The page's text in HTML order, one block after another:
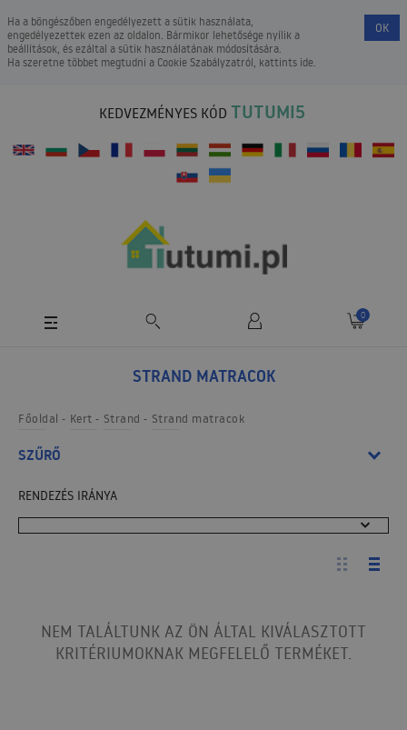
Ha a böngészőben engedélyezett a sütik használata,
engedélyezettek ezen az oldalon. Bármikor lehetősége nyílik a
beállítások, és ezáltal a sütik használatának módosítására.
Ha szeretne többet megtudni a Cookie Szabályzatról, kattints ide.
OK
KEDVEZMÉNYES KÓD TUTUMI5
0
STRAND MATRACOK
Főoldal Kert Strand Strand matracok
SZŰRŐ
RENDEZÉS IRÁNYA
NEM TALÁLTUNK AZ ÖN ÁLTAL KIVÁLASZTOTT
KRITÉRIUMOKNAK MEGFELELŐ TERMÉKET.